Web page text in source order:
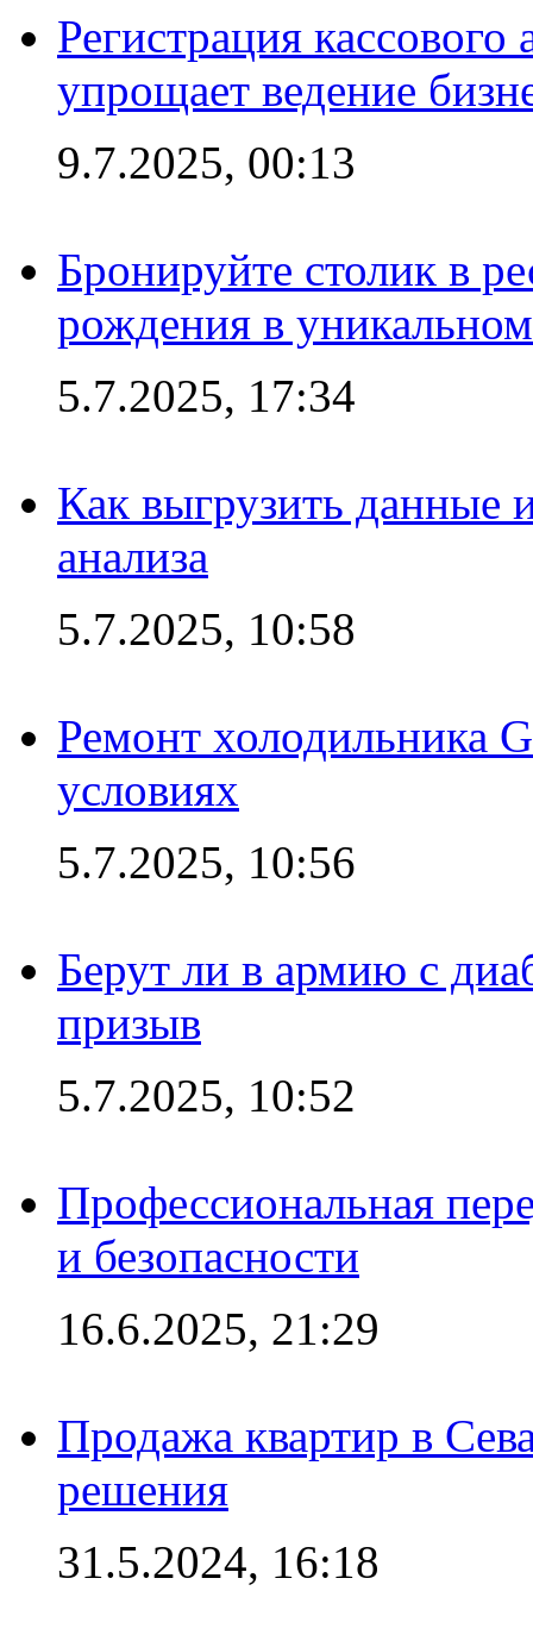
Регистрация
упрощает ведение
9.7.2025, 00:13
Бронируйте столик в
рождения в
5.7.2025, 17:34
Как выгрузить данные
анализа
5.7.2025, 10:58
Ремонт холодильника
условиях
5.7.2025, 10:56
Берут ли в армию с
призыв
5.7.2025, 10:52
Профессиональная
и безопасности
16.6.2025, 21:29
Продажа квартир в
решения
31.5.2024, 16:18